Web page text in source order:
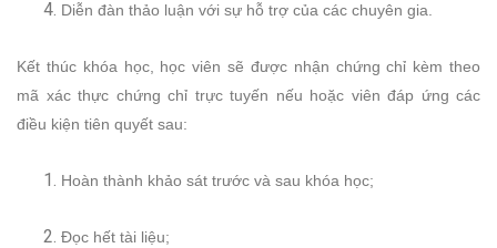
Diễn đàn thảo luận với sự hỗ trợ của các chuyên gia.
Kết thúc khóa học, học viên sẽ được nhận chứng chỉ kèm theo
mã xác thực chứng chỉ trực tuyến nếu hoặc viên đáp ứng các
điều kiện tiên quyết sau:
Hoàn thành khảo sát trước và sau khóa học;
Đọc hết tài liệu;